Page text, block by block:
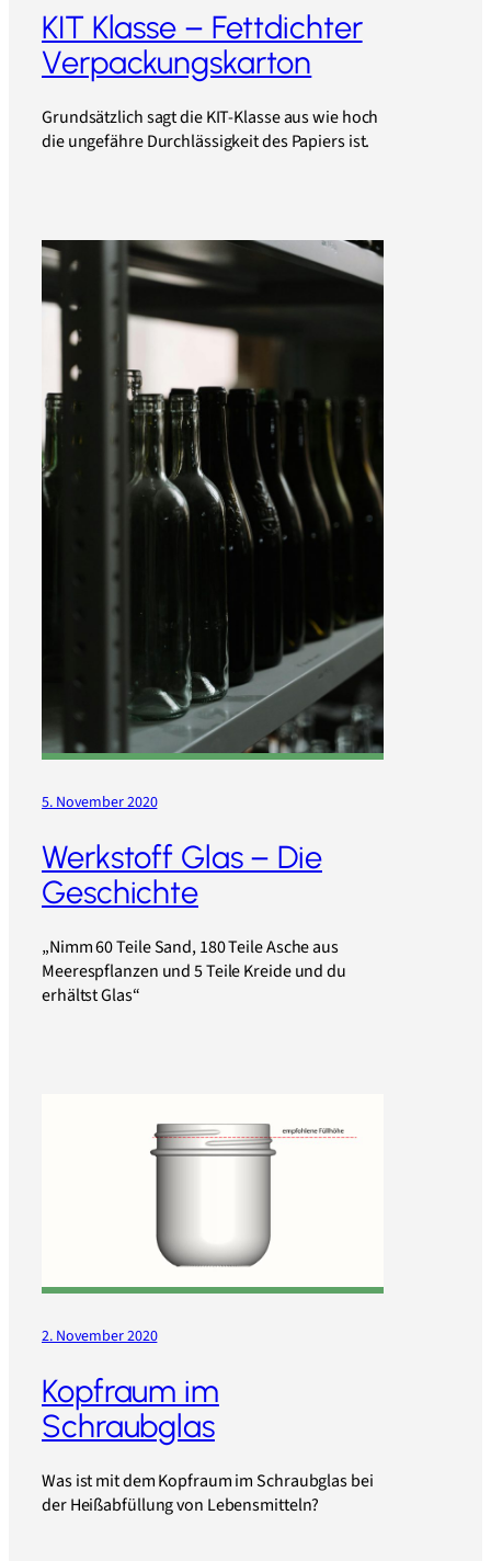
KIT Klasse – Fettdichter
Verpackungskarton
Grundsätzlich sagt die KIT-Klasse aus wie hoch
die ungefähre Durchlässigkeit des Papiers ist.
5. November 2020
Werkstoff Glas – Die
Geschichte
„Nimm 60 Teile Sand, 180 Teile Asche aus
Meerespflanzen und 5 Teile Kreide und du
erhältst Glas“
2. November 2020
Kopfraum im
Schraubglas
Was ist mit dem Kopfraum im Schraubglas bei
der Heißabfüllung von Lebensmitteln?